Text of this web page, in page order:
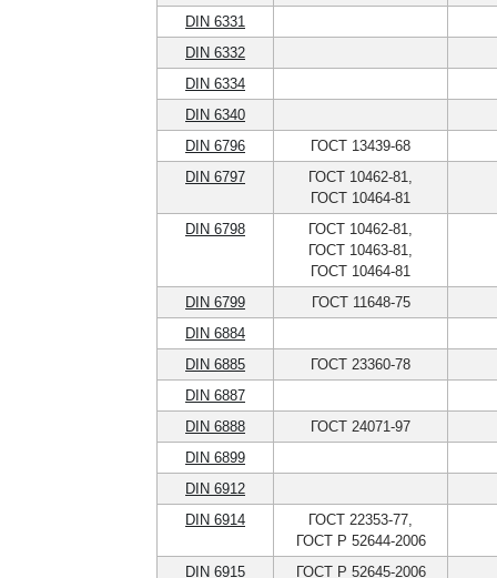
DIN 6331
DIN 6332
DIN 6334
DIN 6340
DIN 6796
ГОСТ 13439-68
DIN 6797
ГОСТ 10462-81,
ГОСТ 10464-81
DIN 6798
ГОСТ 10462-81,
ГОСТ 10463-81,
ГОСТ 10464-81
DIN 6799
ГОСТ 11648-75
DIN 6884
DIN 6885
ГОСТ 23360-78
DIN 6887
DIN 6888
ГОСТ 24071-97
DIN 6899
DIN 6912
DIN 6914
ГОСТ 22353-77,
ГОСТ Р 52644-2006
DIN 6915
ГОСТ Р 52645-2006